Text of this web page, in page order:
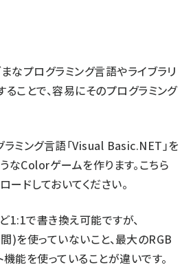
なプログラミング言語やライブラリ
ことで、容易にそのプログラミング
ミング言語「Visual Basic.NET」を
なColorゲームを作ります。こちら
ードしておいてください。
1:1で書き換え可能ですが、
を使っていないこと、最大のRGB
能を使っていることが違いです。